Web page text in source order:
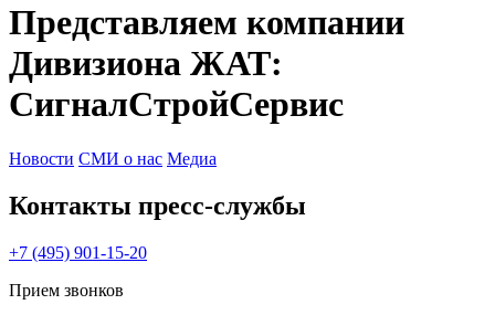
Представляем компании
Дивизиона ЖАТ:
СигналСтройСервис
Новости СМИ о нас Медиа
Контакты пресс‑службы
+7 (495) 901-15-20
Прием звонков